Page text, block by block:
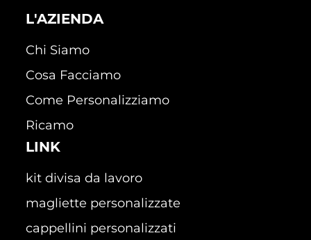
L'AZIENDA
Chi Siamo
Cosa Facciamo
Come Personalizziamo
Ricamo
LINK
kit divisa da lavoro
magliette personalizzate
cappellini personalizzati